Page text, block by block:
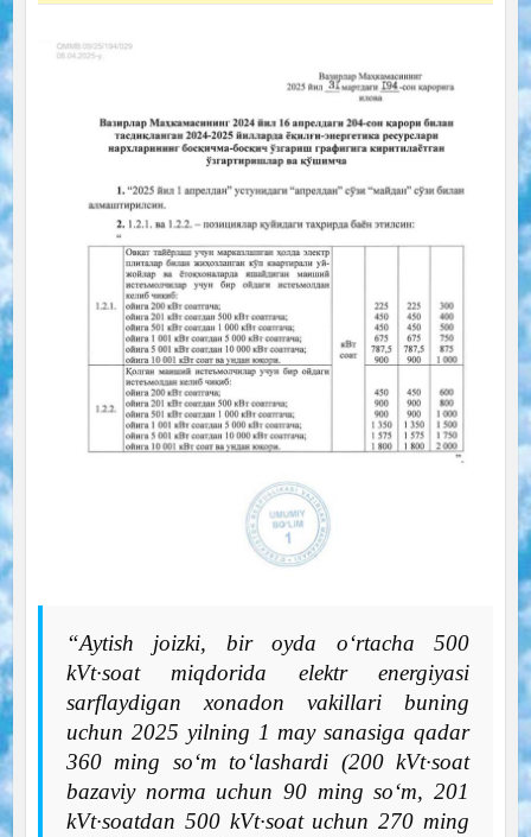
“Aytish joizki, bir oyda o‘rtacha 500
kVt·soat miqdorida elektr energiyasi
sarflaydigan xonadon vakillari buning
uchun 2025 yilning 1 may sanasiga qadar
360 ming so‘m to‘lashardi (200 kVt·soat
bazaviy norma uchun 90 ming so‘m, 201
kVt·soatdan 500 kVt·soat uchun 270 ming